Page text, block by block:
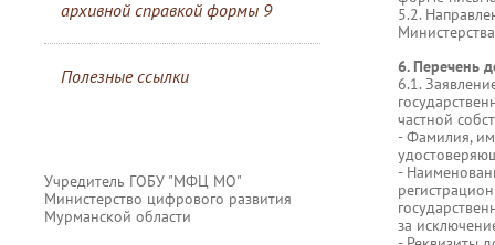
архивной справкой формы 9
Полезные ссылки
Учредитель ГОБУ "МФЦ МО"
Министерство цифрового развития
Мурманской области
5.2.
6. Перечень
6.1.
частной
- Фамилия,
-
за